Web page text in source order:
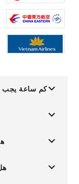
كم ساعة يجب